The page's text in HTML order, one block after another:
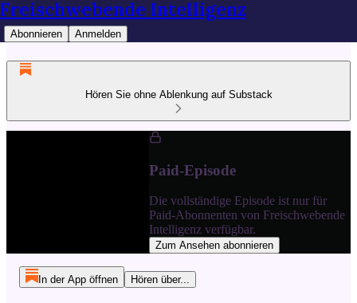
Freischwebende Intelligenz
Abonnieren Anmelden
Hören Sie ohne Ablenkung auf Substack
Paid-Episode
Die vollständige Episode ist nur für
Paid-Abonnenten von Freischwebende
Intelligenz verfügbar.
Zum Ansehen abonnieren
In der App öffnen Hören über...